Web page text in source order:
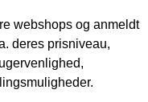
webshops og anmeldt
deres prisniveau,